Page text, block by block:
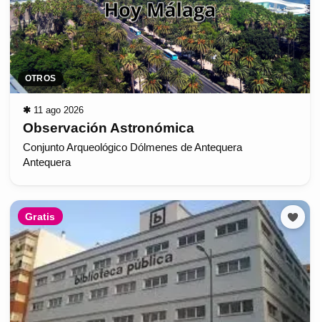
OTROS
✱ 11 ago 2026
Observación Astronómica
Conjunto Arqueológico Dólmenes de Antequera
Antequera
Gratis